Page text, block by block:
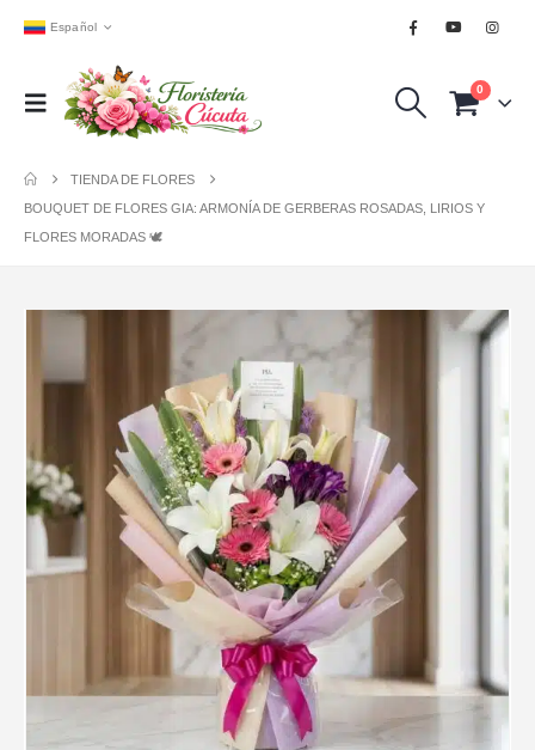
Español
0
TIENDA DE FLORES
BOUQUET DE FLORES GIA: ARMONÍA DE GERBERAS ROSADAS, LIRIOS Y
FLORES MORADAS 🕊️